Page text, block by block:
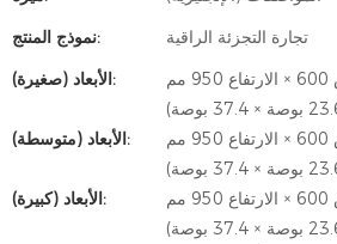
نموذج المنتج:
تجارة التجزئة الراقية
الأبعاد (صغيرة):
الطول 1200 × العرض 600 × الارتفاع 950 مم
الأبعاد (متوسطة):
الطول 1500 × العرض 600 × الارتفاع 950 مم
الأبعاد (كبيرة):
الطول 1800 × العرض 600 × الارتفاع 950 مم